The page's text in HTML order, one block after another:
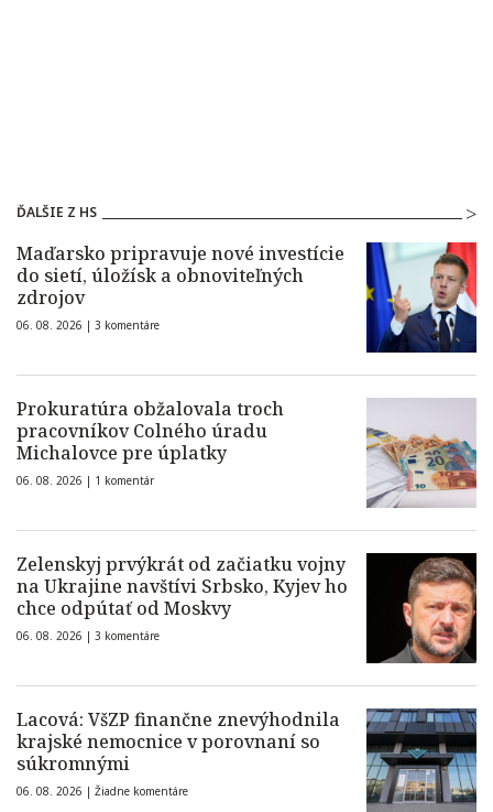
ĎALŠIE Z HS
Maďarsko pripravuje nové investície
do sietí, úložísk a obnoviteľných
zdrojov
06. 08. 2026 | 3 komentáre
Prokuratúra obžalovala troch
pracovníkov Colného úradu
Michalovce pre úplatky
06. 08. 2026 | 1 komentár
Zelenskyj prvýkrát od začiatku vojny
na Ukrajine navštívi Srbsko, Kyjev ho
chce odpútať od Moskvy
06. 08. 2026 | 3 komentáre
Lacová: VšZP finančne znevýhodnila
krajské nemocnice v porovnaní so
súkromnými
06. 08. 2026 | Žiadne komentáre